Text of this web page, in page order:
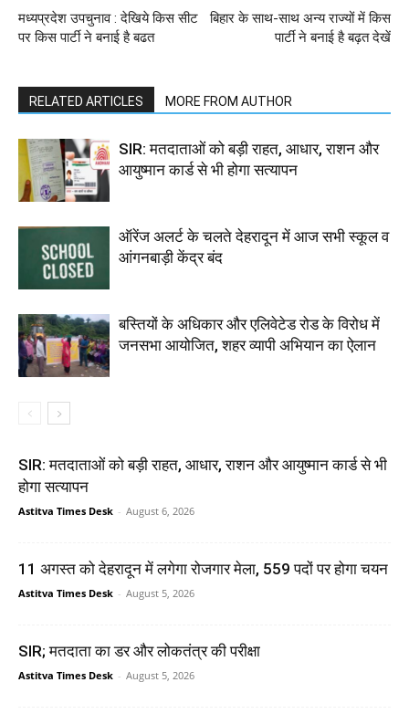
मध्यप्रदेश उपचुनाव : देखिये किस सीट
पर किस पार्टी ने बनाई है बढत
बिहार के साथ-साथ अन्य राज्यों में किस
पार्टी ने बनाई है बढ़त देखें
RELATED ARTICLES MORE FROM AUTHOR
SIR: मतदाताओं को बड़ी राहत, आधार, राशन और
आयुष्मान कार्ड से भी होगा सत्यापन
ऑरेंज अलर्ट के चलते देहरादून में आज सभी स्कूल व
आंगनबाड़ी केंद्र बंद
बस्तियों के अधिकार और एलिवेटेड रोड के विरोध में
जनसभा आयोजित, शहर व्यापी अभियान का ऐलान
SIR: मतदाताओं को बड़ी राहत, आधार, राशन और आयुष्मान कार्ड से भी
होगा सत्यापन
Astitva Times Desk - August 6, 2026
11 अगस्त को देहरादून में लगेगा रोजगार मेला, 559 पदों पर होगा चयन
Astitva Times Desk - August 5, 2026
SIR; मतदाता का डर और लोकतंत्र की परीक्षा
Astitva Times Desk - August 5, 2026